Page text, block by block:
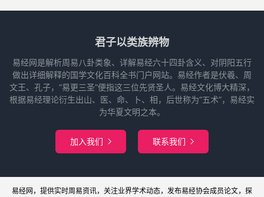
君子以类族辨物
易经网是解析周易八卦类象、详解易经六十四卦含义、对阴阳五行
做出详细解释的国学文化百科全书门户网站。易经作者是伏羲、周
文王、孔子，“易更三圣”便指这三位先贤圣人。易经文化博大精深，
根据易经理论衍生出山、医、命、卜、相，后世称为“五术”，易经实
为华夏文明之本。
加入我们  联系我们 
易经网 ，提供实时周易资讯，关注业界学术动态，发布易经协会成员论文，探